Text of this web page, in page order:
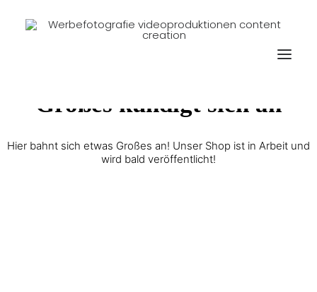
Großes kündigt sich an
Hier bahnt sich etwas Großes an! Unser Shop ist in Arbeit und
wird bald veröffentlicht!